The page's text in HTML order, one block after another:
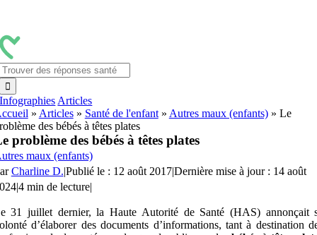
contenu
Infographies Articles
» Articles» Santé de l'enfant» Autres maux (enfants)» Le
des bébés à têtes plates
problème des bébés à têtes plates
maux (enfants)
Charline D.|Publié le : 12 août 2017|Dernière mise à jour : 14 août
|4 min de lecture|
31 juillet dernier, la Haute Autorité de Santé (HAS) annonçait
d’élaborer des documents d’informations, tant à destination